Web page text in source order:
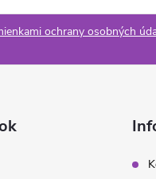
ochrany osobných